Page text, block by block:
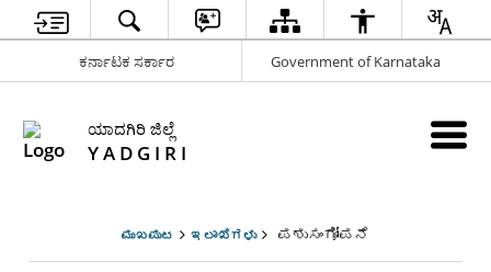
ಕರ್ನಾಟಕ ಸರ್ಕಾರ Government of Karnataka
ಯಾದಗಿರಿ ಜಿಲ್ಲೆ
Y A D G I R I
ಮುಖಪುಟ ಇಲಾಖೆಗಳು ಪಶುಸಂಗೋಪನೆ